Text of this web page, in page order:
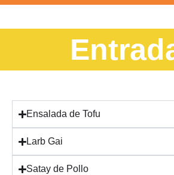
Ensalada de Tofu
Larb Gai
Satay de Pollo